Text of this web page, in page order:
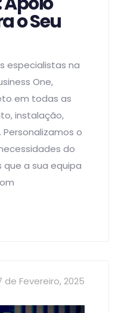
o Seu
especialistas na
One,
em todas as
instalação,
o
do
a sua equipa
de Fevereiro, 2025